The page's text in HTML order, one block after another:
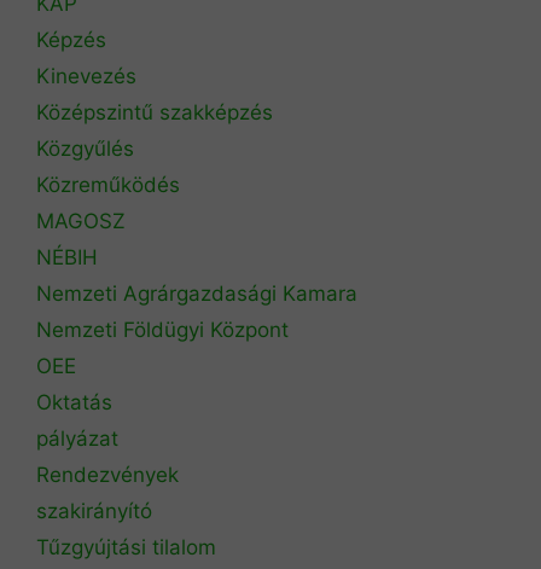
Képzés
Kinevezés
Középszintű szakképzés
Közgyűlés
Közreműködés
MAGOSZ
NÉBIH
Nemzeti Agrárgazdasági Kamara
Nemzeti Földügyi Központ
OEE
Oktatás
pályázat
Rendezvények
szakirányító
Tűzgyújtási tilalom